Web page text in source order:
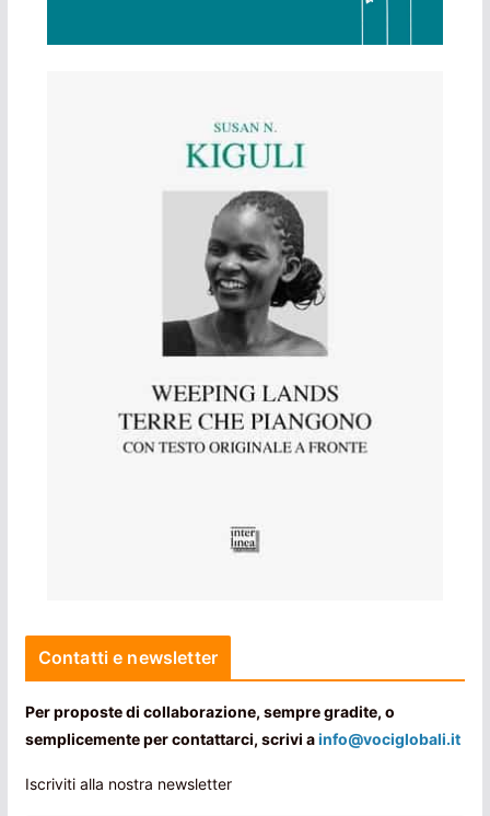
Contatti e newsletter
Per proposte di collaborazione, sempre gradite, o
semplicemente per contattarci, scrivi ainfo@vociglobali.it
Iscriviti alla nostra newsletter